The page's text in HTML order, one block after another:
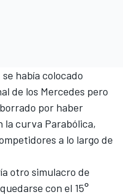
había colocado
de los Mercedes pero
por haber
la curva Parabólica,
a lo largo de
otro simulacro de
con el 15°